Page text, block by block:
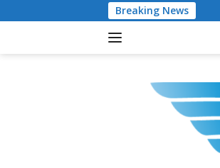
ke
Breaking News